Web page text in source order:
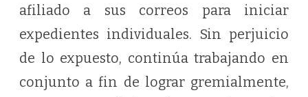
afiliado a sus correos para iniciar
expedientes individuales. Sin perjuicio
de lo expuesto, continúa trabajando en
conjunto a fin de lograr gremialmente,